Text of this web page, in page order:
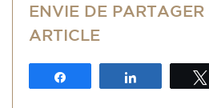
ENVIE DE PARTAGER
ARTICLE